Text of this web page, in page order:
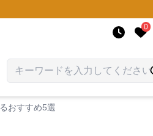
0
おすすめ5選